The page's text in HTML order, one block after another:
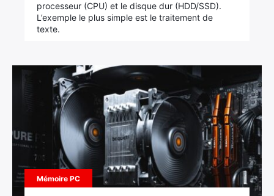
processeur (CPU) et le disque dur (HDD/SSD).
L’exemple le plus simple est le traitement de
texte.
Mémoire PC